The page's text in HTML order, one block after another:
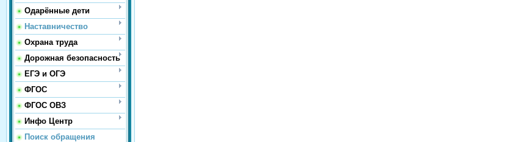
Одарённые дети
Наставничество
Охрана труда
Дорожная безопасность
ЕГЭ и ОГЭ
ФГОС
ФГОС ОВЗ
Инфо Центр
Поиск обращения